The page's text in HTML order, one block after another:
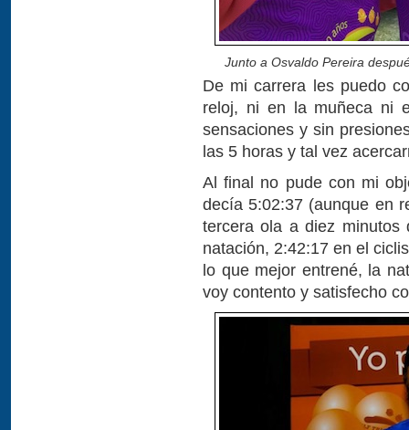
Junto a Osvaldo Pereira
De mi carrera les puedo
reloj, ni en la muñeca ni
sensaciones y sin
las 5 horas y tal vez
Al final no pude con mi
decía 5:02:37 (aunque en
tercera ola a diez
natación, 2:42:17 en el
lo que mejor entrené, la
voy contento y satisfecho